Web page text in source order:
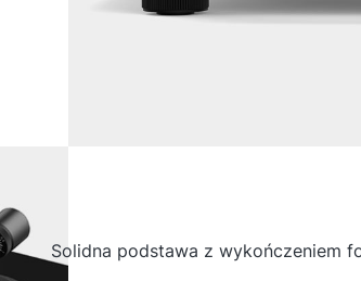
Solidna podstawa z wykończeniem